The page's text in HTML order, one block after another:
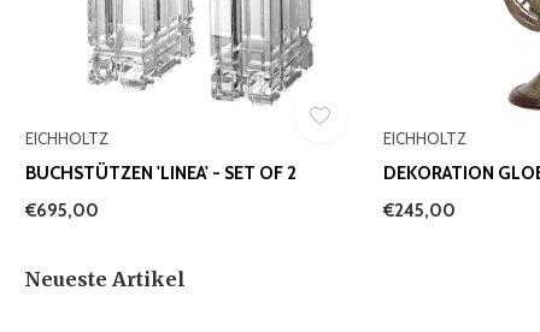
EICHHOLTZ
BUCHSTÜTZEN 'LINEA' - SET OF 2
€695,00
EICHHOLTZ
DEKORATION
€245,00
Neueste Artikel